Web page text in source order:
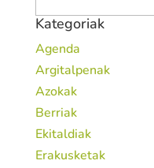
Kategoriak
Agenda
Argitalpenak
Azokak
Berriak
Ekitaldiak
Erakusketak